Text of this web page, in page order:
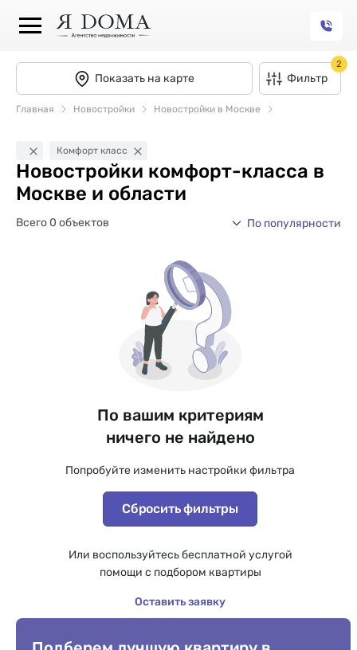
Показать на карте Фильтр
2
Главная Новостройки Новостройки в Москве
Комфорт класс
Новостройки комфорт-класса в
Москве и области
Всего 0 объектов По популярности
По вашим критериям
ничего не найдено
Попробуйте изменить настройки фильтра
Сбросить фильтры
Или воспользуйтесь бесплатной услугой
помощи с подбором квартиры
Оставить заявку